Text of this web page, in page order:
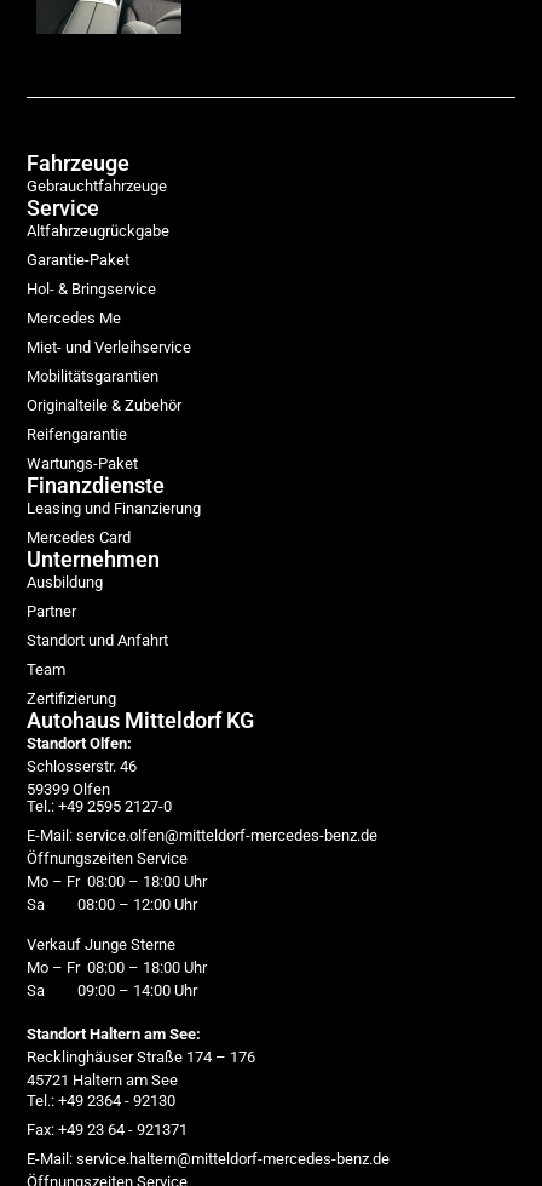
Fahrzeuge
Gebrauchtfahrzeuge
Service
Altfahrzeugrückgabe
Garantie-Paket
Hol- & Bringservice
Mercedes Me
Miet- und Verleihservice
Mobilitätsgarantien
Originalteile & Zubehör
Reifengarantie
Wartungs-Paket
Finanzdienste
Leasing und Finanzierung
Mercedes Card
Unternehmen
Ausbildung
Partner
Standort und Anfahrt
Team
Zertifizierung
Autohaus Mitteldorf KG
Standort Olfen:
Schlosserstr. 46
59399 Olfen
Tel.: +49 2595 2127-0
E-Mail: service.olfen@mitteldorf-mercedes-benz.de
Öffnungszeiten Service
Mo – Fr 08:00 – 18:00 Uhr
Sa 08:00 – 12:00 Uhr
Verkauf Junge Sterne
Mo – Fr 08:00 – 18:00 Uhr
Sa 09:00 – 14:00 Uhr
Standort Haltern am See:
Recklinghäuser Straße 174 – 176
45721 Haltern am See
Tel.: +49 2364 - 92130
Fax: +49 23 64 - 921371
E-Mail: service.haltern@mitteldorf-mercedes-benz.de
Öffnungszeiten Service